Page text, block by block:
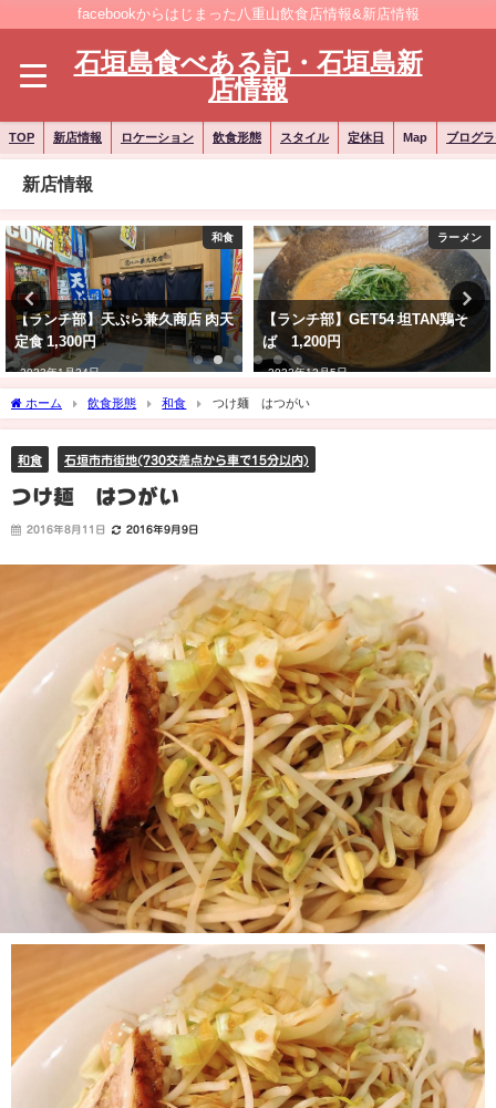
facebookからはじまった八重山飲食店情報&新店情報
石垣島食べある記・石垣島新
店情報
TOP 新店情報 ロケーション 飲食形態 スタイル 定休日 Map ブログ
新店情報
和食
【ランチ部】天ぷら兼久商店 肉天
定食 1,300円
2023年1月24日
ラーメン
【ランチ部】GET54 坦TAN鶏そ
ば 1,200円
2022年12月5日
ホーム 飲食形態 和食 つけ麺 はつがい
和食 石垣市市街地(730交差点から車で15分以内)
つけ麺 はつがい
2016年8月11日 2016年9月9日